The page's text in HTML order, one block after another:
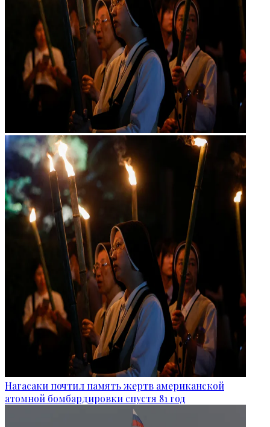
Нагасаки почтил память жертв американской
атомной бомбардировки спустя 81 год